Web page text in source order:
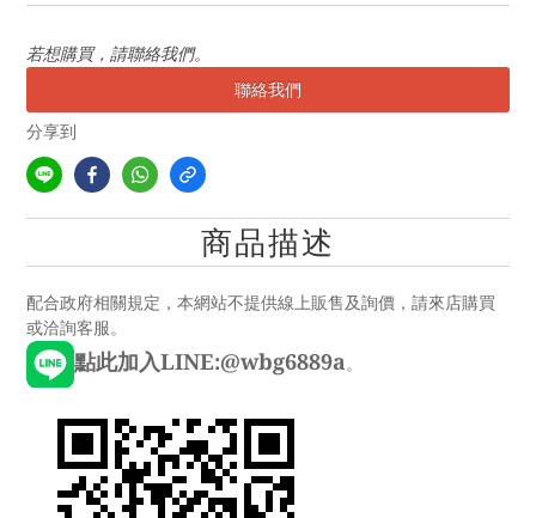
若想購買，請聯絡我們。
聯絡我們
分享到
商品描述
配合政府相關規定，本網站不提供線上販售及詢價，請來店購買
或洽詢客服。
點此加入LINE:@wbg6889a。